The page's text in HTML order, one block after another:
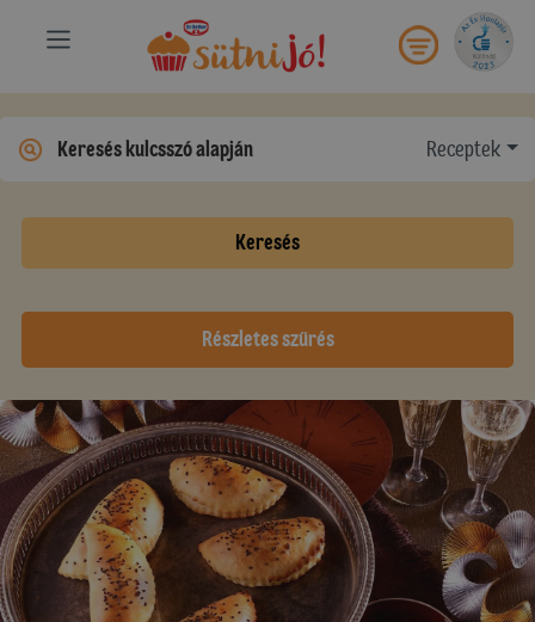
Receptek
Keresés
Részletes szűrés